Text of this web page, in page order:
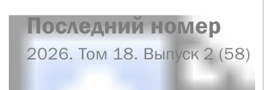
Последний номер
2026. Том 18. Выпуск 2 (58)